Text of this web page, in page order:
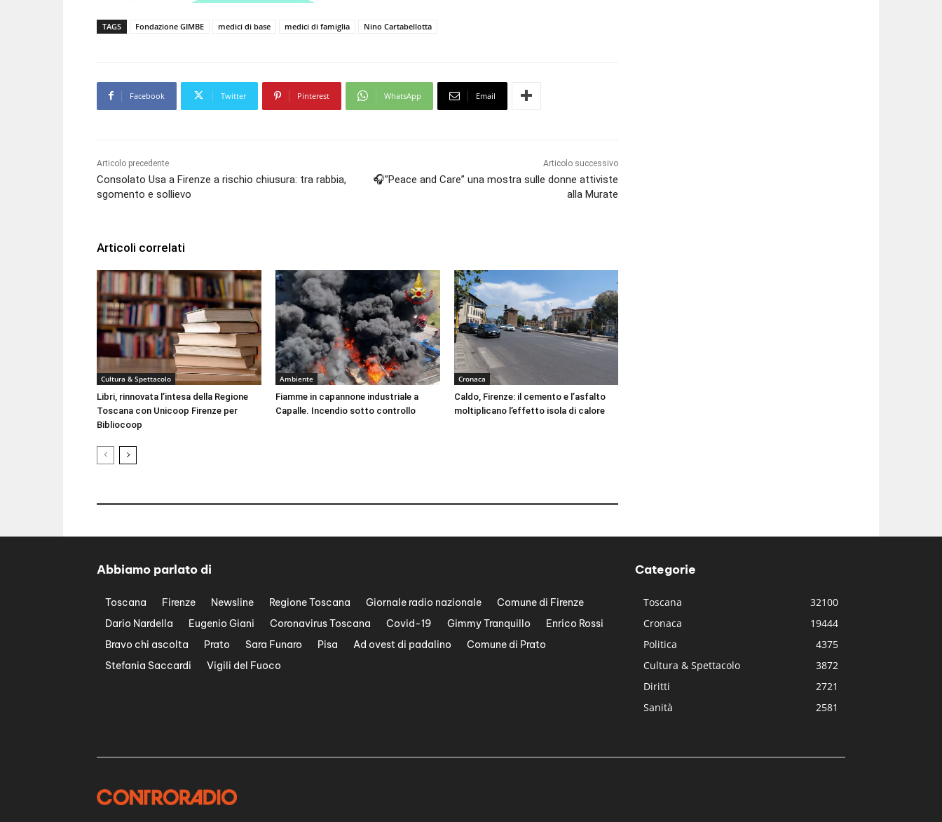
TAGS Fondazione GIMBE medici di base medici di famiglia Nino Cartabellotta
Facebook Twitter Pinterest WhatsApp Email
Articolo precedente
Consolato Usa a Firenze a rischio chiusura: tra rabbia,
sgomento e sollievo
Articolo successivo
🎧”Peace and Care” una mostra sulle donne attiviste
alla Murate
Articoli correlati
Cultura & Spettacolo
Libri, rinnovata l’intesa della Regione
Toscana con Unicoop Firenze per
Bibliocoop
Ambiente
Fiamme in capannone industriale a
Capalle. Incendio sotto controllo
Cronaca
Caldo, Firenze: il cemento e l’asfalto
moltiplicano l’effetto isola di calore
Abbiamo parlato di
Toscana Firenze Newsline Regione Toscana Giornale radio nazionale
Comune di Firenze
Dario Nardella
Eugenio Giani Coronavirus Toscana Covid-19 Gimmy Tranquillo
Enrico Rossi
Bravo chi ascolta
Prato Sara Funaro Pisa Ad ovest di padalino
Comune di Prato
Stefania Saccardi
Vigili del Fuoco
Categorie
Toscana
32100
Cronaca
19444
Politica
4375
Cultura & Spettacolo
3872
Diritti
2721
Sanità
2581